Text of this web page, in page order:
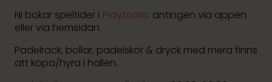
Ni bokar speltider i Playtomic antingen via appen
eller via hemsidan.
Padelrack, bollar, padelskor & dryck med mera finns
att köpa/hyra i hallen.